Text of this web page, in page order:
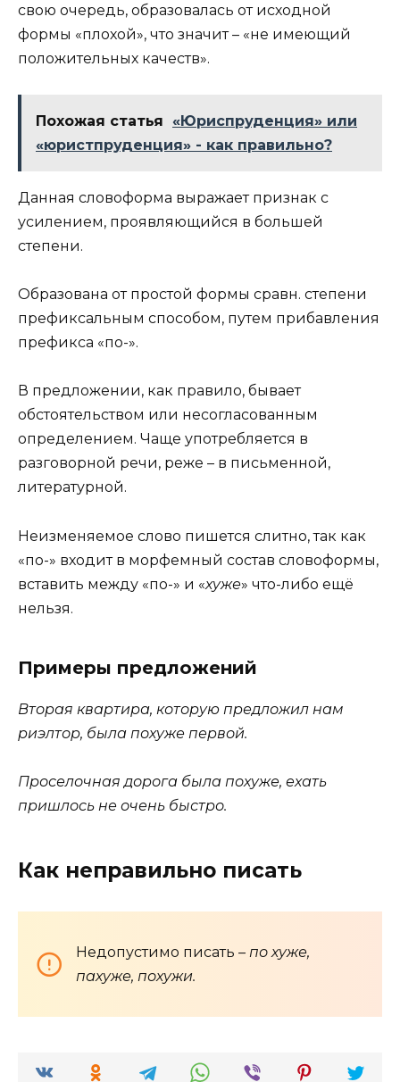
свою очередь, образовалась от исходной
формы «плохой», что значит – «не имеющий
положительных качеств».
Похожая статья
«Юриспруденция» или
«юристпруденция» - как правильно?
Данная словоформа выражает признак с
усилением, проявляющийся в большей
степени.
Образована от простой формы сравн. степени
префиксальным способом, путем прибавления
префикса «по-».
В предложении, как правило, бывает
обстоятельством или несогласованным
определением. Чаще употребляется в
разговорной речи, реже – в письменной,
литературной.
Неизменяемое слово пишется слитно, так как
«по-» входит в морфемный состав словоформы,
вставить между «по-» и «хуже» что-либо ещё
нельзя.
Примеры предложений
Вторая квартира, которую предложил нам
риэлтор, была похуже первой.
Проселочная дорога была похуже, ехать
пришлось не очень быстро.
Как неправильно писать
Недопустимо писать – по хуже,
пахуже, похужи.